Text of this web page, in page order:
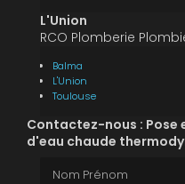
L'Union
RCO Plomberie
Balma
L'Union
Toulouse
Contactez-nous :
d'eau chaude